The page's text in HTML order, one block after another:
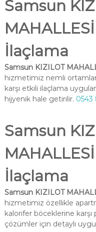
Samsun
İlaçlama
Samsun KIZILOT
hizmetimiz nemli
karşı etkili ilaçlama
hijyenik hale getirilir. 0543
Samsun
İlaçlama
Samsun KIZILOT
hizmetimiz özellikle
kalorifer böceklerine karşı
çözümler için detaylı